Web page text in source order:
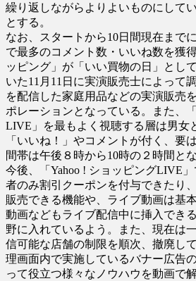
繰り返しながらよりよいものにして
とする。
なお、スタートから10日間現在まで
で最多のコメント数・いいね数を獲
ッピング」が「いい買物の日」とし
いた11月11日に実演販売士によって
を配信した家庭用品などの実演販売
ポレーションとなっている。また、
LIVE」を最もよく視聴する層は男女
「いいね！」やコメントが付く、要
間帯は午後８時から10時の２時間と
今後、「Yahoo ! ショッピングLIVE
者のみ割引クーポンを付与できたり
販売できる機能や、ライブ動画は基
動画などもライブ配信中に挿入でき
野に入れているよう。また、現在は
信可能な店舗の制限を順次、撤廃し
理画面内で実施しているバナー広告
って役立つ様々なノウハウを動画で